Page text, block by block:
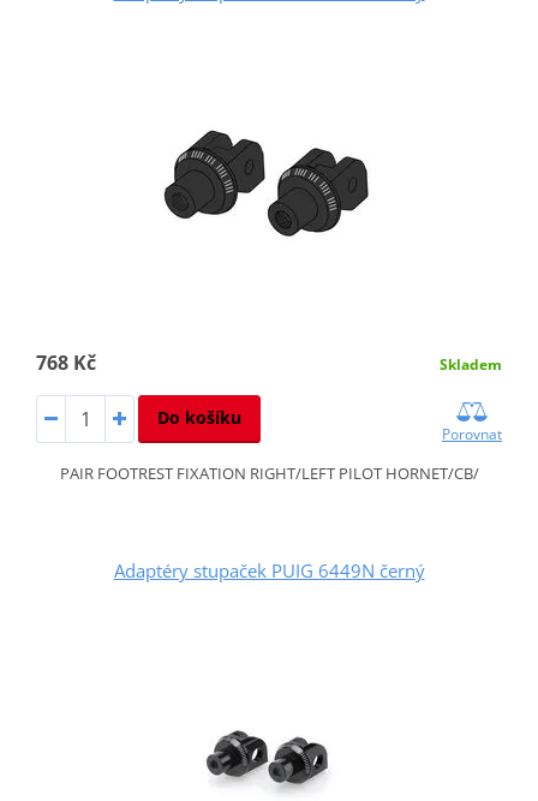
768 Kč Skladem
Do košíku
Porovnat
PAIR FOOTREST FIXATION RIGHT/LEFT PILOT HORNET/CB/
Adaptéry stupaček PUIG 6449N černý